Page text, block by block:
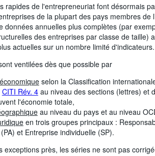
marchands ...> Éducation ...> Santé et
et loisirs
publique et défense; sécurité sociale obligatoire;
et Activités des organisations et organismes extra-
rapides de l'entrepreneuriat font désormais
de la plupart des pays membres de
données annuelles plus complètes (par
des entreprises par classe de taille)
actuelles sur un nombre limité d'indicateurs.
ventilées dès que possible par
selon la Classification
CITI Rév. 4au niveau des sections (lettres) et
l'économie totale,
au niveau du pays et au niveau
en trois groupes principaux :
et Entreprise individuelle (SP).
exceptions près, les séries ne sont pas